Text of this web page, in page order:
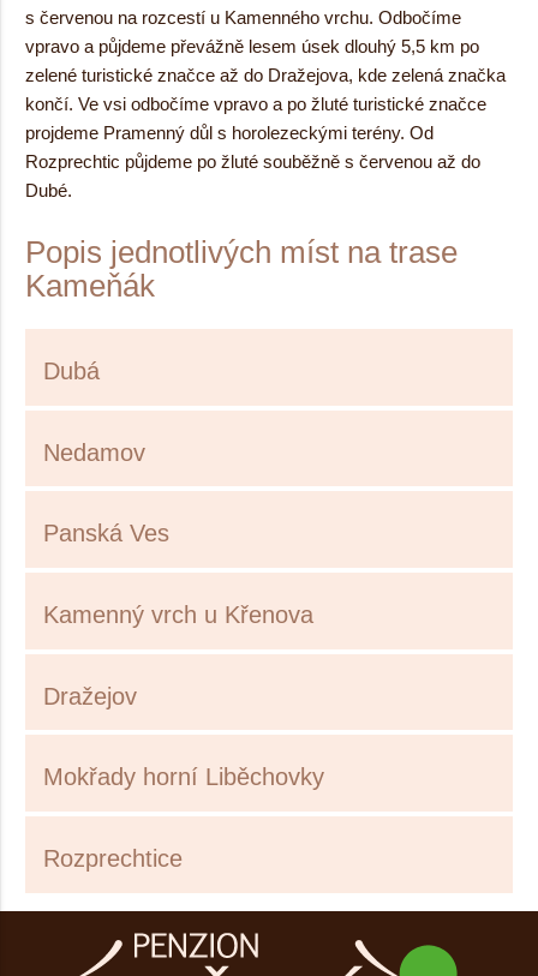
s červenou na rozcestí u Kamenného vrchu. Odbočíme
vpravo a půjdeme převážně lesem úsek dlouhý 5,5 km po
zelené turistické značce až do Dražejova, kde zelená značka
končí. Ve vsi odbočíme vpravo a po žluté turistické značce
projdeme Pramenný důl s horolezeckými terény. Od
Rozprechtic půjdeme po žluté souběžně s červenou až do
Dubé.
Popis jednotlivých míst na trase
Kameňák
Dubá
Nedamov
Panská Ves
Kamenný vrch u Křenova
Dražejov
Mokřady horní Liběchovky
Rozprechtice